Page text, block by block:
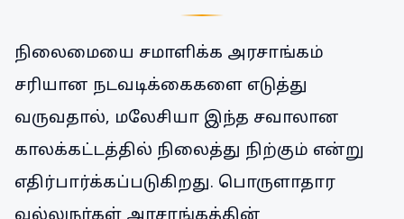
நிலைமையை சமாளிக்க அரசாங்கம்
சரியான நடவடிக்கைகளை எடுத்து
வருவதால், மலேசியா இந்த சவாலான
காலக்கட்டத்தில் நிலைத்து நிற்கும் என்று
எதிர்பார்க்கப்படுகிறது. பொருளாதார